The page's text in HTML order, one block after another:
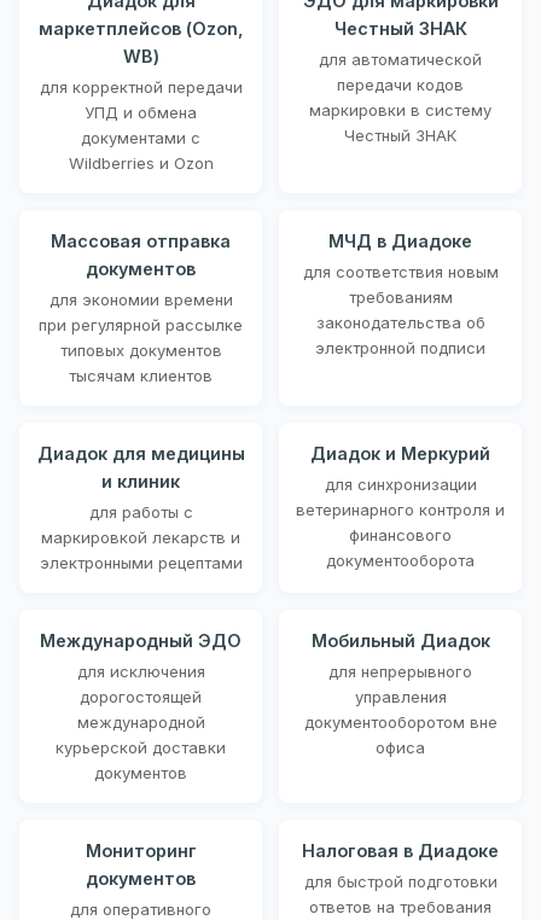
маркетплейсов (Ozon,
WB)
для корректной передачи
УПД и обмена
документами с
Wildberries и Ozon
Честный ЗНАК
для автоматической
передачи кодов
маркировки в систему
Честный ЗНАК
Массовая отправка
документов
для экономии времени
при регулярной рассылке
типовых документов
тысячам клиентов
МЧД в Диадоке
для соответствия новым
требованиям
законодательства об
электронной подписи
Диадок для медицины
и клиник
для работы с
маркировкой лекарств и
электронными рецептами
Диадок и Меркурий
для синхронизации
ветеринарного контроля и
финансового
документооборота
Международный ЭДО
для исключения
дорогостоящей
международной
курьерской доставки
документов
Мобильный Диадок
для непрерывного
управления
документооборотом вне
офиса
Мониторинг
документов
для оперативного
Налоговая в Диадоке
для быстрой подготовки
ответов на требования